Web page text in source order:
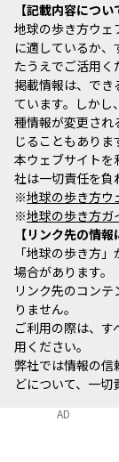
記載内容につい
地球の歩き方ウェ
に適しているか
たうえでご活用く
掲載情報は、でき
ています。しか
種情報が変更され
じることもありま
本ウェブサイトを
社は一切責任を負
※地球の歩き方ウ
※地球の歩き方ガ
リンク先の情報
「地球の歩き方
場合があります。
リンク先のコン
りません。
ご利用の際は、
用ください。
弊社では情報の信
どについて、一切
AD